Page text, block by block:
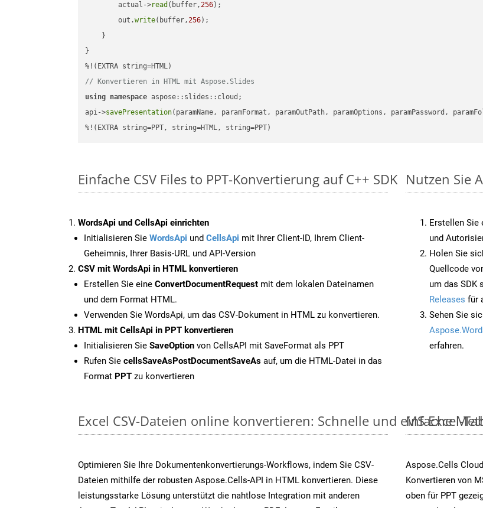
        actual->
read (buffer,256);
        out.
write(buffer,256);
    }
}
// Konvertieren in HTML mit Aspose.Slides
using namespace aspose::slides::cloud;
api->savePresentation(paramName, paramFormat, paramOutPath, paramOptions, paramPassword,
%!(EXTRA string=PPT, string=HTML, string=PPT)
Einfache CSV Files to PPT-Konvertierung auf C++ SDK
WordsApi und CellsApi einrichten
Initialisieren Sie WordsApi und CellsApi mit Ihrer Client-ID, Ihrem Client-
Geheimnis, Ihrer Basis-URL und API-Version
CSV mit WordsApi in HTML konvertieren
Erstellen Sie eine ConvertDocumentRequest mit dem lokalen Dateinamen
und dem Format HTML.
Verwenden Sie WordsApi, um das CSV-Dokument in HTML zu konvertieren.
HTML mit CellsApi in PPT konvertieren
Initialisieren Sie SaveOption von CellsAPI mit SaveFormat als PPT
Rufen Sie cellsSaveAsPostDocumentSaveAs auf, um die HTML-Datei in das
Format PPT zu konvertieren
Nutzen Sie
Erstellen Sie
und
Holen Sie
Quellcode
um das SDK
Releases für
Sehen Sie
erfahren.
Excel CSV-Dateien online konvertieren: Schnelle und einfache
Optimieren Sie Ihre Dokumentenkonvertierungs-Workflows, indem Sie CSV-
Dateien mithilfe der robusten Aspose.Cells-API in HTML konvertieren. Diese
leistungsstarke Lösung unterstützt die nahtlose Integration mit anderen
MS Excel-
Aspose.Cells
Konvertieren von
oben für PPT